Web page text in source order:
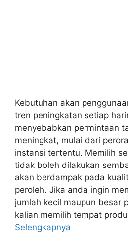
Kebutuhan akan
tren peningkatan setiap
menyebabkan permintaan
meningkat, mulai dari
instansi tertentu. Memilih
tidak boleh dilakukan
akan berdampak pada
peroleh. Jika anda ingin
jumlah kecil maupun besar
kalian memilih tempat
Selengkapnya